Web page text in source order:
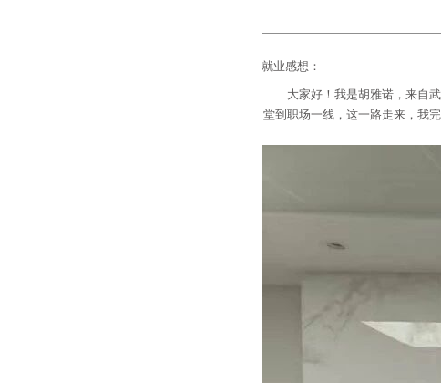
就业感想：
大家好！我是胡雅诺，来自
堂到职场一线，这一路走来，我